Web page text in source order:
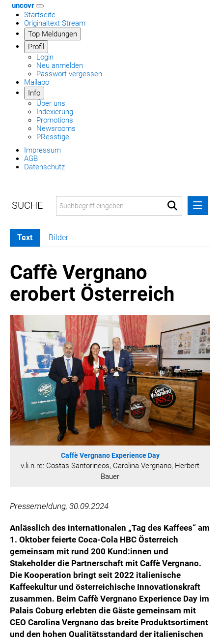
uncovr
Startseite
Originaltext Stream
Top Meldungen
Profil
Login
Neu anmelden
Passwort vergessen
Mailabo
Info
Über uns
Indexierung
Promotions
Newsrooms
PResstige
Impressum
AGB
Datenschutz
MELDUNGEN
COCA-COLA
COCA-COLA HBC ÖSTERREICH
Nemiroff
Padre Azul
The Famous Grouse
Ron Barceló
Costa Coffee
Glendalough
Caffè Vergnano
Naked Malt
Finlandia
RÖMERQUELLE
ÖSTERREICHISCHE SPORTHILFE
KESCH
CULINARIUS
VIER HOCH VIER
ALFIES
HANNERSBERG
WILHELM-EXNER-MEDAILLEN STIFTUNG
ADMIRAL SPORTWETTEN
EWP RECYCLING PFAND ÖSTERREICH
ANNEMARIE CHARITY
Text Bilder
Caffè Vergnano
erobert Österreich
Caffè Vergnano Experience Day
v.li.n.re: Costas Santorineos, Carolina Vergnano, Herbert
Bauer
Pressemeldung, 30.09.2024
Anlässlich des internationalen „Tag des Kaffees“ am
1. Oktober feierte Coca-Cola HBC Österreich
gemeinsam mit rund 200 Kund:innen und
Stakeholder die Partnerschaft mit Caffè Vergnano.
Die Kooperation bringt seit 2022 italienische
Kaffeekultur und österreichische Innovationskraft
zusammen. Beim Caffè Vergnano Experience Day im
Palais Coburg erlebten die Gäste gemeinsam mit
CEO Carolina Vergnano das breite Produktsortiment
und den hohen Qualitätsstandard der italienischen